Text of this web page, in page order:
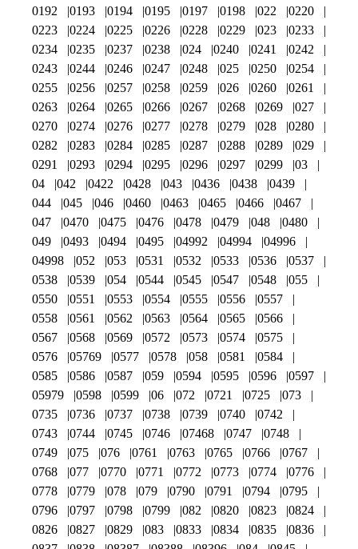
0192 0193 0194 0195 0197 0198 022
0220
0223
0224 0225 0226 0228 0229 023
0233
0234
0235 0237 0238 024 0240 0241
0242
0243
0244 0246 0247 0248 025 0250
0254
0255
0256 0257 0258 0259 026 0260
0261
0263
0264 0265 0266 0267 0268 0269
027
0270
0274 0276 0277 0278 0279 028
0280
0282
0283 0284 0285 0287 0288 0289
029
0291
0293 0294 0295 0296 0297 0299
03
04
042 0422 0428 043 0436 0438
0439
044
045 046 0460 0463 0465 0466
0467
047
0470 0475 0476 0478 0479 048
0480
049
0493 0494 0495 04992 04994
04996
04998
052 053 0531 0532 0533 0536
0537
0538
0539 054 0544 0545 0547 0548
055
0550
0551 0553 0554 0555 0556
0557
0558
0561 0562 0563 0564 0565
0566
0567
0568 0569 0572 0573 0574
0575
0576
05769 0577 0578 058 0581
0584
0585
0586 0587 059 0594 0595 0596
0597
05979
0598 0599 06 072 0721 0725
073
0735
0736 0737 0738 0739 0740
0742
0743
0744 0745 0746 07468 0747
0748
0749
075 076 0761 0763 0765 0766
0767
0768
077 0770 0771 0772 0773 0774
0776
0778
0779 078 079 0790 0791 0794
0795
0796
0797 0798 0799 082 0820 0823
0824
0826
0827 0829 083 0833 0834 0835
0836